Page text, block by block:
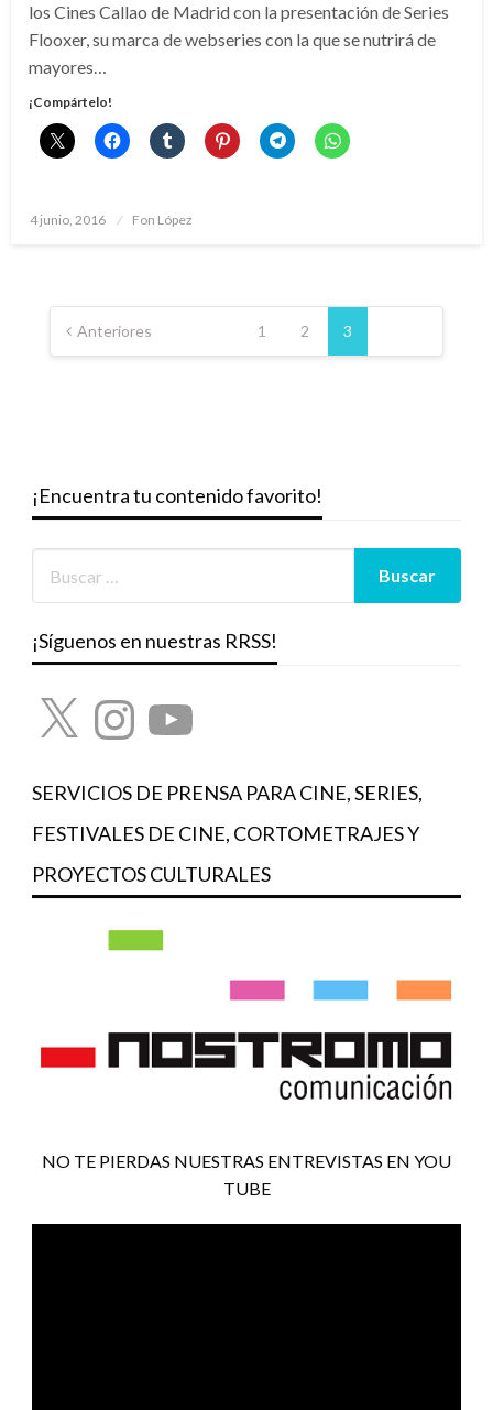
los Cines Callao de Madrid con la presentación de Series
Flooxer, su marca de webseries con la que se nutrirá de
mayores…
¡Compártelo!
Publicado
4 junio, 2016 Fon López
Paginación
de
entradas
Anteriores 1 2 3
¡Encuentra tu contenido favorito!
¡Síguenos en nuestras RRSS!
X InstagramYouTube
SERVICIOS DE PRENSA PARA CINE, SERIES,
FESTIVALES DE CINE, CORTOMETRAJES Y
PROYECTOS CULTURALES
NO TE PIERDAS NUESTRAS ENTREVISTAS EN YOU
TUBE